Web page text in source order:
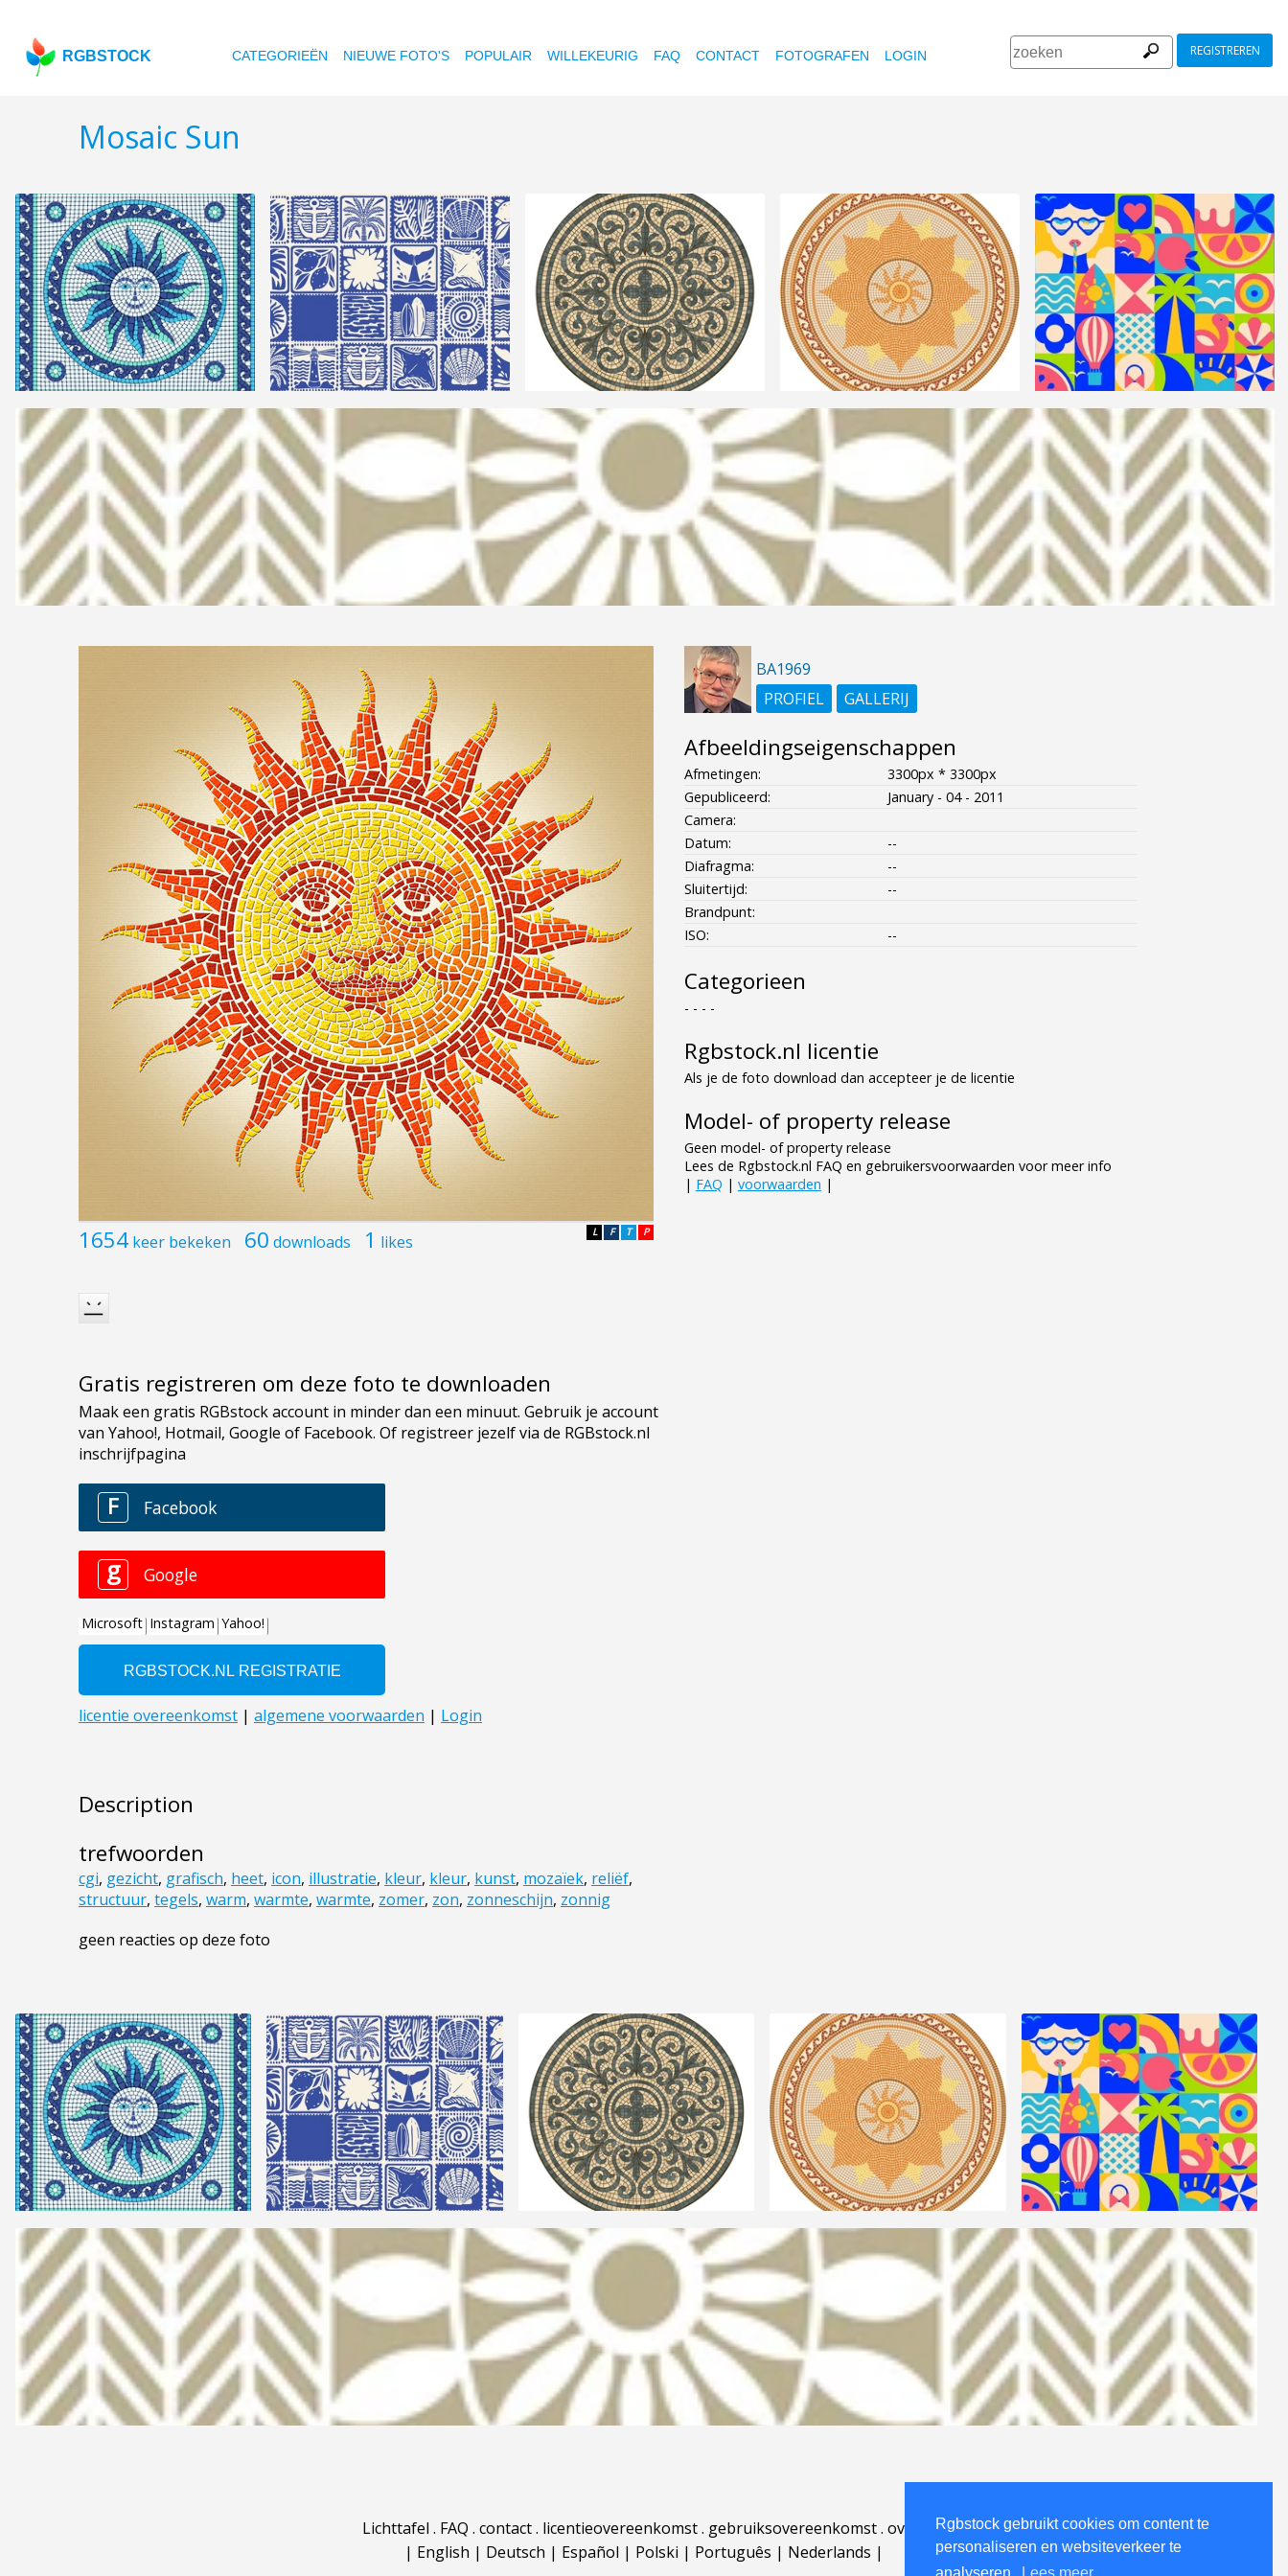
Rgbstock gebruikt cookies om content te
personaliseren en websiteverkeer te
RGBSTOCK CATEGORIEËN NIEUWE FOTO'S POPULAIR WILLEKEURIG FAQ CONTACT FOTOGRAFEN LOGIN REGISTREREN
Mosaic Sun
1654 keer bekeken 60 downloads 1 likes P
T
F
L
Gratis registreren om deze foto te downloaden
Description
trefwoorden
cgi, gezicht, grafisch, heet, icon, illustratie, kleur, kleur, kunst, mozaïek, reliëf,
structuur, tegels, warm, warmte, warmte, zomer, zon, zonneschijn, zonnig
geen reacties op deze foto
BA1969
PROFIEL
GALLERIJ
Afbeeldingseigenschappen
Afmetingen:
3300px * 3300px
Gepubliceerd:
January - 04 - 2011
Camera:
Datum:
--
Diafragma:
--
Sluitertijd:
--
Brandpunt:
ISO:
--
Categorieen
- - - -
Rgbstock.nl licentie
Als je de foto download dan accepteer je de licentie
Model- of property release
Geen model- of property release
Lees de Rgbstock.nl FAQ en gebruikersvoorwaarden voor meer info
| FAQ | voorwaarden |
Lichttafel . FAQ . contact. licentieovereenkomst. gebruiksovereenkomst. over
| English | Deutsch | Español | Polski | Português | Nederlands |